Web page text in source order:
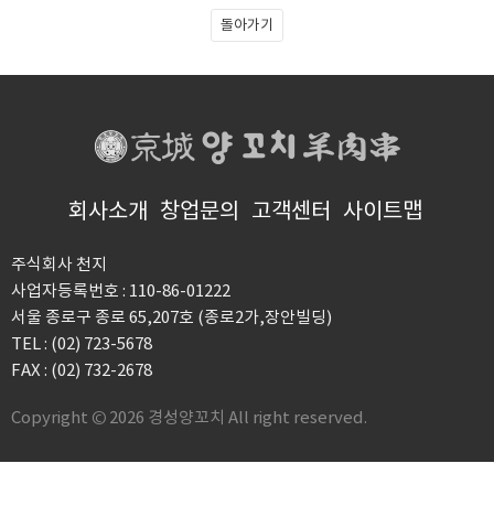
돌아가기
회사소개 창업문의 고객센터 사이트맵
주식회사 천지
사업자등록번호 : 110-86-01222
서울 종로구 종로 65,207호 (종로2가,장안빌딩)
TEL : (02) 723-5678
FAX : (02) 732-2678
Copyright © 2026 경성양꼬치 All right reserved.